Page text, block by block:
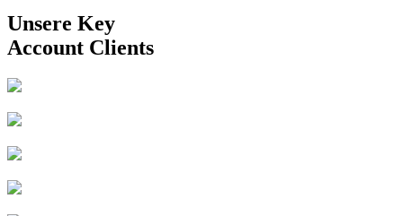
Unsere Key
Account Clients